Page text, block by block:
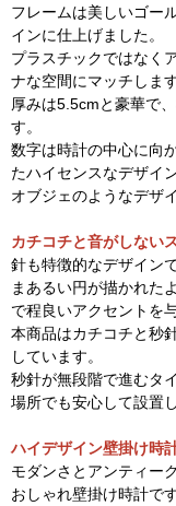
フレームは美しいゴー
インに仕上げました。
プラスチックではなく
ナな空間にマッチします
厚みは5.5cmと豪華で
す。
数字は時計の中心に向
たハイセンスなデザイン
オブジェのようなデザ
カチコチと音がしない
針も特徴的なデザイン
まあるい円が描かれた
で程良いアクセントを
本商品はカチコチと秒
しています。
秒針が無段階で進むタ
場所でも安心して設置
ハイデザイン壁掛け時
モダンさとアンティー
おしゃれ壁掛け時計です